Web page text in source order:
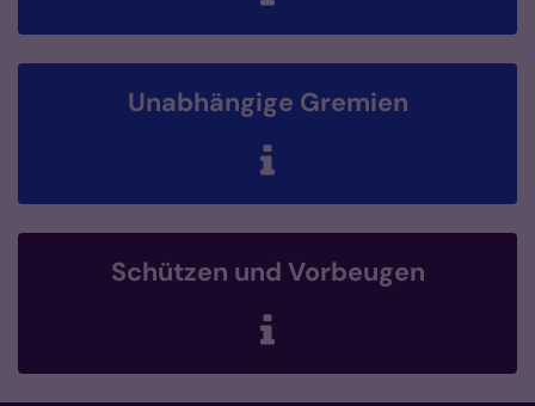
Unabhängige Gremien
Schützen und Vorbeugen